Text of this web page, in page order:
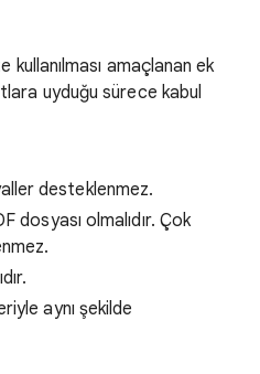
amaçlanan ek
uyduğu sürece kabul
desteklenmez.
dosyası olmalıdır. Çok
aynı şekilde